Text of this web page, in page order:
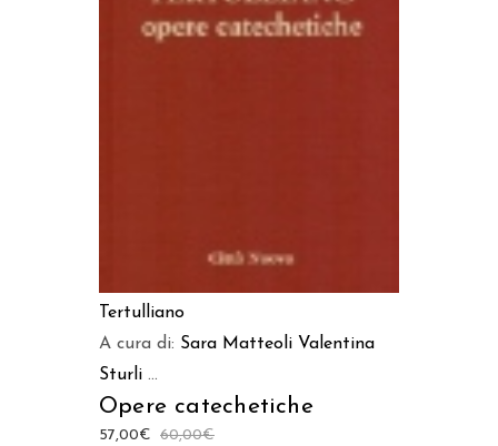
Tertulliano
A cura di: Sara Matteoli Valentina
Sturli ...
Opere catechetiche
60,00€
57,00€